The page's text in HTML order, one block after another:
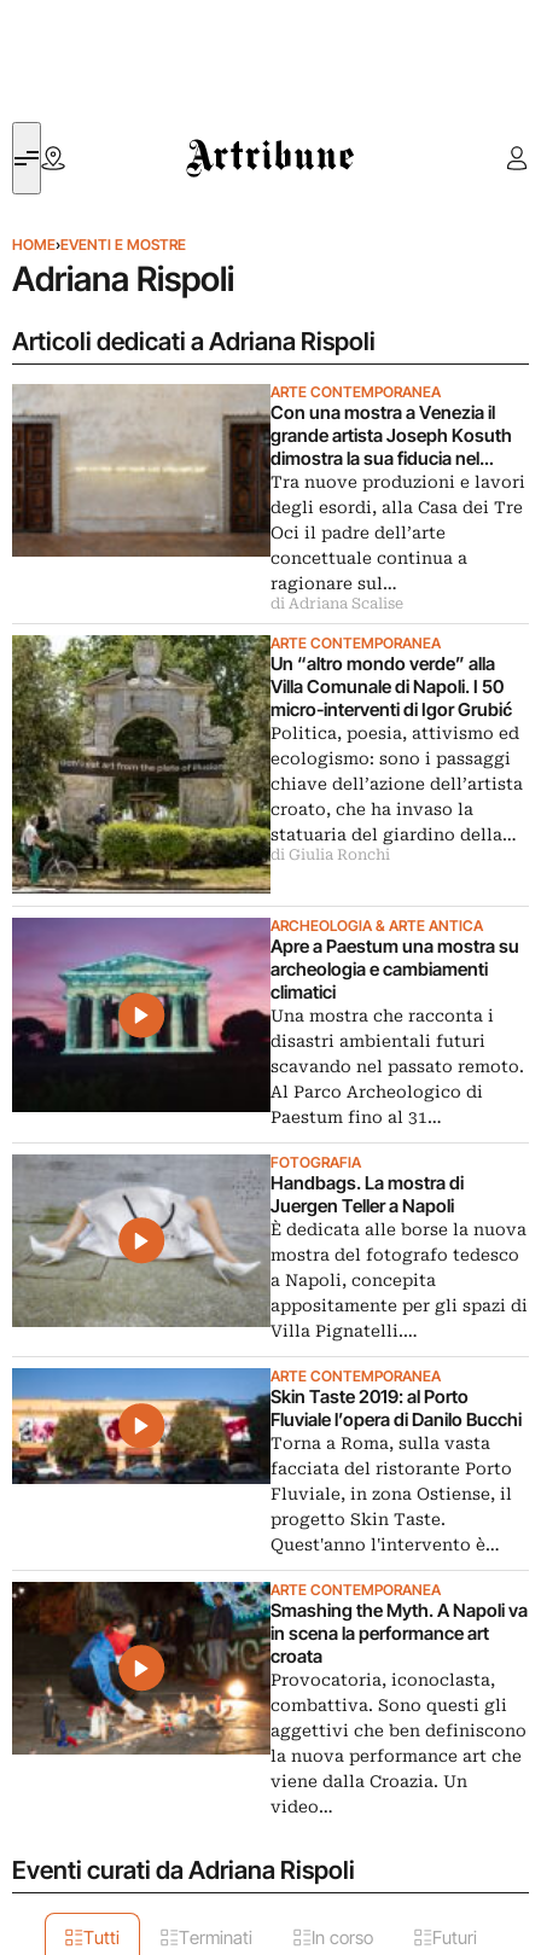
Artribune
HOME›EVENTI E MOSTRE
Adriana Rispoli
Articoli dedicati a Adriana Rispoli
ARTE CONTEMPORANEA
Con una mostra a Venezia il
grande artista Joseph Kosuth
dimostra la sua fiducia nel
linguaggio
Tra nuove produzioni e lavori
degli esordi, alla Casa dei Tre
Oci il padre dell’arte
concettuale continua a
ragionare sul…
di Adriana Scalise
ARTE CONTEMPORANEA
Un “altro mondo verde” alla
Villa Comunale di Napoli. I 50
micro-interventi di Igor Grubić
Politica, poesia, attivismo ed
ecologismo: sono i passaggi
chiave dell’azione dell’artista
croato, che ha invaso la
statuaria del giardino della…
di Giulia Ronchi
ARCHEOLOGIA & ARTE ANTICA
Apre a Paestum una mostra su
archeologia e cambiamenti
climatici
Una mostra che racconta i
disastri ambientali futuri
scavando nel passato remoto.
Al Parco Archeologico di
Paestum fino al 31…
FOTOGRAFIA
Handbags. La mostra di
Juergen Teller a Napoli
È dedicata alle borse la nuova
mostra del fotografo tedesco
a Napoli, concepita
appositamente per gli spazi di
Villa Pignatelli.…
ARTE CONTEMPORANEA
Skin Taste 2019: al Porto
Fluviale l’opera di Danilo Bucchi
Torna a Roma, sulla vasta
facciata del ristorante Porto
Fluviale, in zona Ostiense, il
progetto Skin Taste.
Quest'anno l'intervento è…
ARTE CONTEMPORANEA
Smashing the Myth. A Napoli va
in scena la performance art
croata
Provocatoria, iconoclasta,
combattiva. Sono questi gli
aggettivi che ben definiscono
la nuova performance art che
viene dalla Croazia. Un
video…
Eventi curati da Adriana Rispoli
Tutti Terminati In corso Futuri